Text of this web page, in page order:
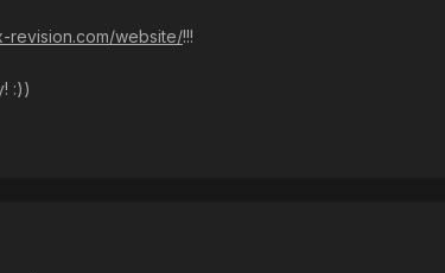
revision.com/website/!!!
:))